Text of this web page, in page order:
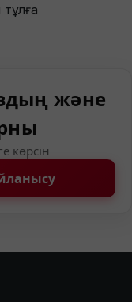
және
көрсін